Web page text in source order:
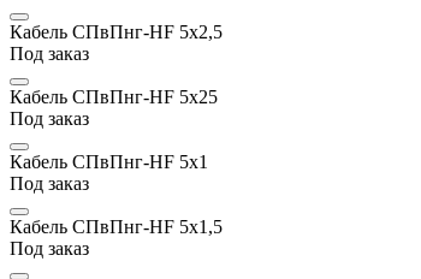
Кабель СПвПнг-HF 5х2,5
Под заказ
Кабель СПвПнг-HF 5х25
Под заказ
Кабель СПвПнг-HF 5х1
Под заказ
Кабель СПвПнг-HF 5х1,5
Под заказ